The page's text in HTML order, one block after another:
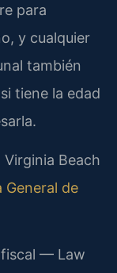
para
y cualquier
también
tiene la edad
Beach
General de
fiscal — Law